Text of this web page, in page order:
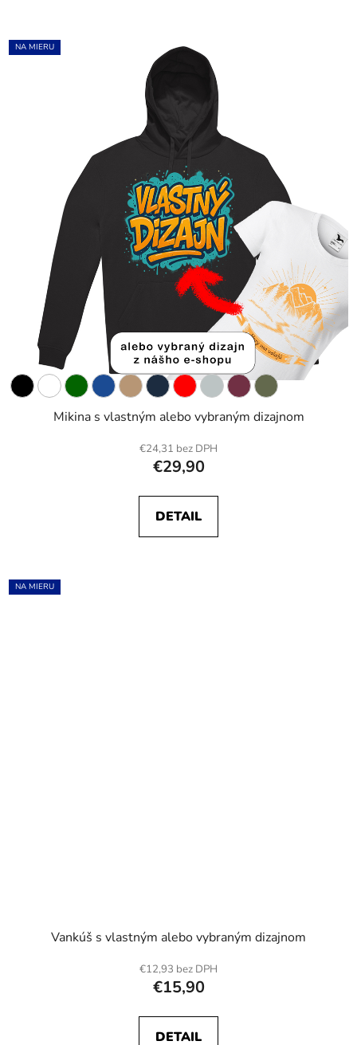
NA MIERU
Mikina s vlastným alebo vybraným dizajnom
€24,31 bez DPH
€29,90
DETAIL
NA MIERU
Vankúš s vlastným alebo vybraným dizajnom
€12,93 bez DPH
€15,90
DETAIL